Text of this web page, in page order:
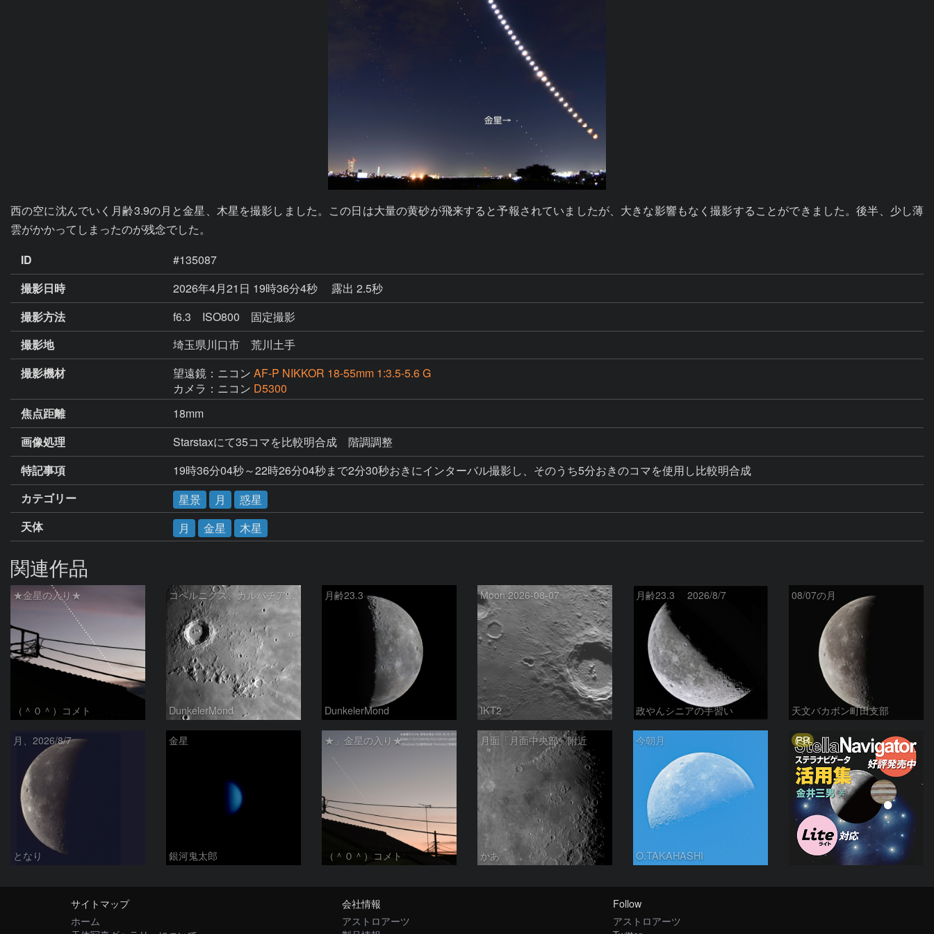
西の空に沈んでいく月齢3.9の月と金星、木星を撮影しました。この日は大量の黄砂が飛来すると予報されていましたが、大きな影響もなく撮影することができました。後半、少し薄
雲がかかってしまったのが残念でした。
ID
#135087
撮影日時
2026年4月21日 19時36分4秒
露出 2.5秒
撮影方法
f6.3 ISO800 固定撮影
撮影地
埼玉県川口市 荒川土手
撮影機材
望遠鏡：ニコン AF-P NIKKOR 18-55mm 1:3.5-5.6 G
カメラ：ニコン D5300
焦点距離
18mm
画像処理
Starstaxにて35コマを比較明合成　階調調整
特記事項
カテゴリー
星景 月
惑星
天体
月 金星 木星
関連作品
★金星の入り★
（＾０＾）コメト
コペルニクス、カルパチア山脈付近
DunkelerMond
月齢23.3
DunkelerMond
Moon 2026-08-07
IKT2
月齢23.3 2026/8/7
政やんシニアの手習い
08/07の月
天文バカボン町田支部
月、2026/8/7
となり
金星
銀河鬼太郎
★」金星の入り★
（＾０＾）コメト
月面「月面中央部」附近
かあ
今朝月
O.TAKAHASHI
PR
サイトマップ
ホーム
会社情報
アストロアーツ
Follow
アストロアーツ